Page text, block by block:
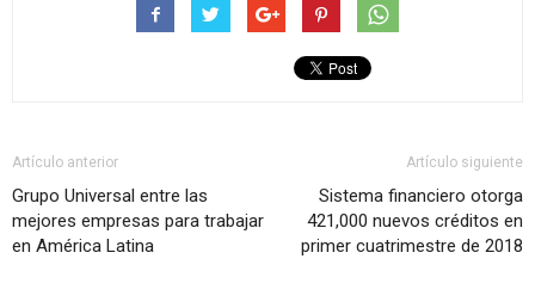
Artículo anterior
Grupo Universal entre las
mejores empresas para trabajar
en América Latina
Artículo siguiente
Sistema financiero otorga
421,000 nuevos créditos en
primer cuatrimestre de 2018